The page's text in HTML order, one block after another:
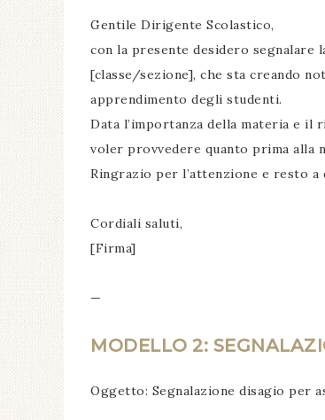
Gentile Dirigente Scolastico,
con la presente desidero segnalare
[classe/sezione], che sta creando
apprendimento degli studenti.
Data l’importanza della materia e
voler provvedere quanto prima alla
Ringrazio per l’attenzione e resto
Cordiali saluti,
[Firma]
—
MODELLO 2:
Oggetto: Segnalazione disagio per